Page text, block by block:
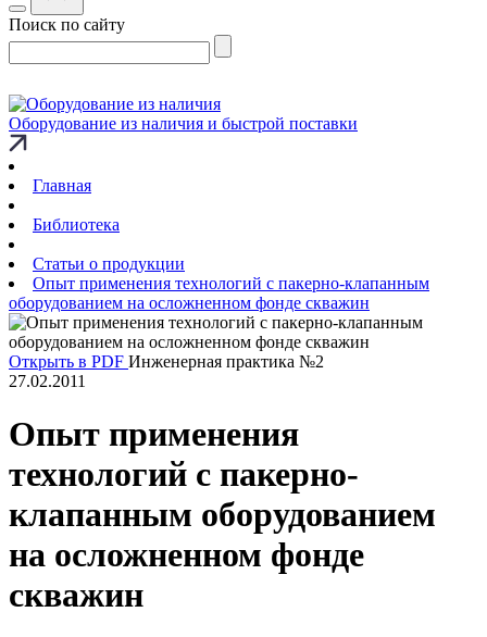
Поиск по сайту
Оборудование из наличия и быстрой поставки
Главная
Библиотека
Статьи о продукции
Опыт применения технологий с пакерно-клапанным
оборудованием на осложненном фонде скважин
Открыть в PDF Инженерная практика №2
27.02.2011
Опыт применения
технологий с пакерно-
клапанным оборудованием
на осложненном фонде
скважин